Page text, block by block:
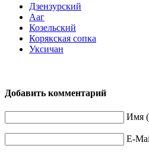
Дзензурский
Ааг
Козельский
Корякская сопка
Уксичан
Добавить комментарий
Имя
E-